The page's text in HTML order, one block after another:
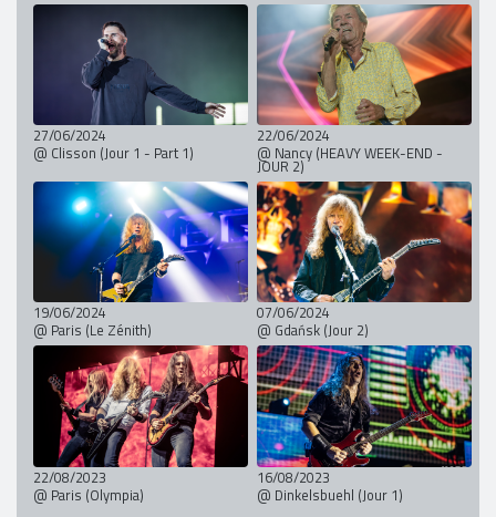
27/06/2024
@ Clisson (Jour 1 - Part 1)
22/06/2024
@ Nancy (HEAVY WEEK-END -
JOUR 2)
19/06/2024
@ Paris (Le Zénith)
07/06/2024
@ Gdańsk (Jour 2)
22/08/2023
@ Paris (Olympia)
16/08/2023
@ Dinkelsbuehl (Jour 1)